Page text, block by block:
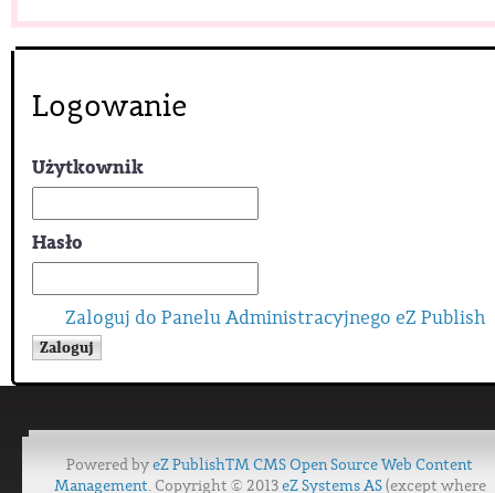
Logowanie
Użytkownik
Hasło
Zaloguj do Panelu Administracyjnego eZ Publish
Powered byeZ Publish™ CMS Open Source Web Content
Management. Copyright © 2013eZ Systems AS(except where